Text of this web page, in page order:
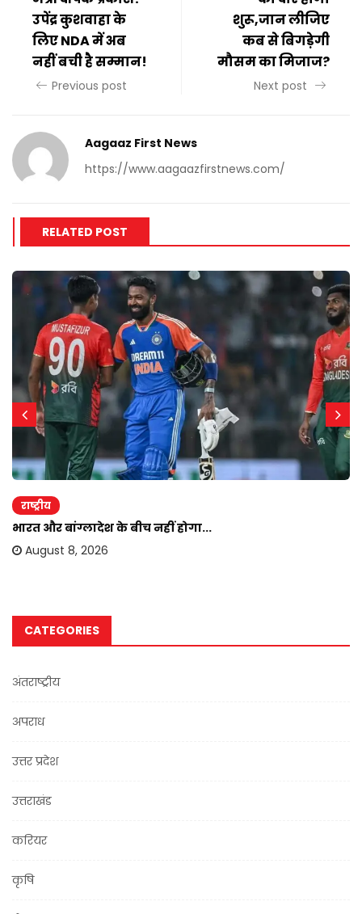
उपेंद्र कुशवाहा के
लिए NDA में अब
नहीं बची है सम्मान!
Previous post
शुरू,जान लीजिए
कब से बिगड़ेगी
मौसम का मिजाज?
Next post
Aagaaz First News
https://www.aagaazfirstnews.com/
RELATED POST
राष्ट्रीय
भारत और बांग्लादेश के बीच नहीं होगा...
August 8, 2026
CATEGORIES
अंतराष्ट्रीय
अपराध
उत्तर प्रदेश
उत्तराखंड
करियर
कृषि